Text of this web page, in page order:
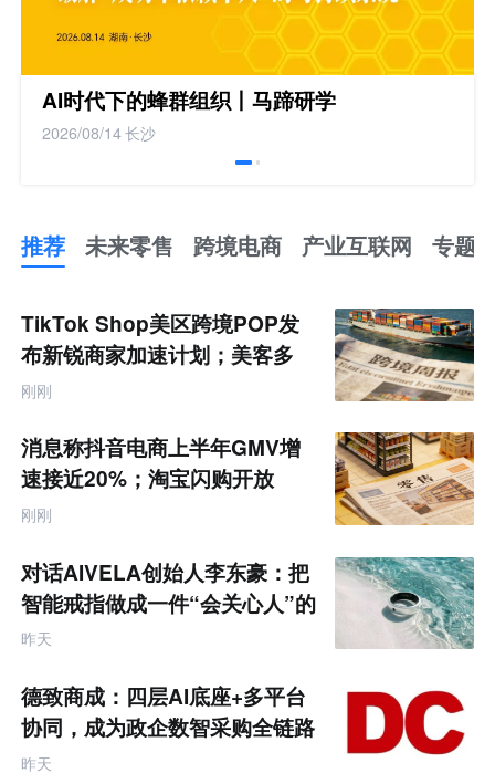
AI时代下的蜂群组织丨马蹄研学
2026/08/14长沙
推荐 未来零售 跨境电商 产业互联网 专题
来
零
售
跨
境
商
产
业
互
联
网
TikTok Shop美区跨境POP发
布新锐商家加速计划；美客多
Q2营收同增50%丨跨境电商周
刚刚
消息称抖音电商上半年GMV增
速接近20%；淘宝闪购开放
MCP能力丨零售电商周报
刚刚
对话AIVELA创始人李东豪：把
智能戒指做成一件“会关心人”的
饰品
昨天
德致商成：四层AI底座+多平台
协同，成为政企数智采购全链路
服务商
昨天